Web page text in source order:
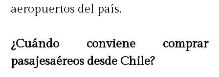
luego visitar Orlando para ir a los
agua, de Disney y Universal que los
disfrutan tanto los niños como los
aeropuertos del país.
¿Cuándo conviene comprar
pasajesaéreos desde Chile?